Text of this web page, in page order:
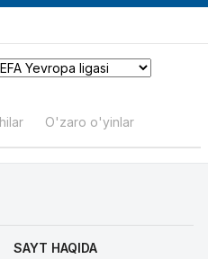
O'zaro o'yinlar
SAYT HAQIDA